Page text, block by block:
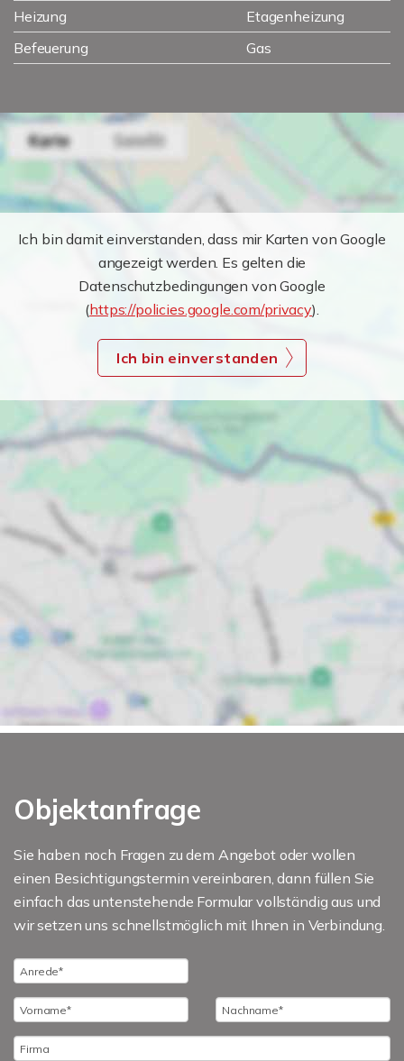
Heizung
Etagenheizung
Befeuerung
Gas
Ich bin damit einverstanden, dass mir Karten von Google
angezeigt werden. Es gelten die
Datenschutzbedingungen von Google
(https://policies.google.com/privacy).
Ich bin einverstanden
Objektanfrage
Sie haben noch Fragen zu dem Angebot oder wollen
einen Besichtigungstermin vereinbaren, dann füllen Sie
einfach das untenstehende Formular vollständig aus und
wir setzen uns schnellstmöglich mit Ihnen in Verbindung.